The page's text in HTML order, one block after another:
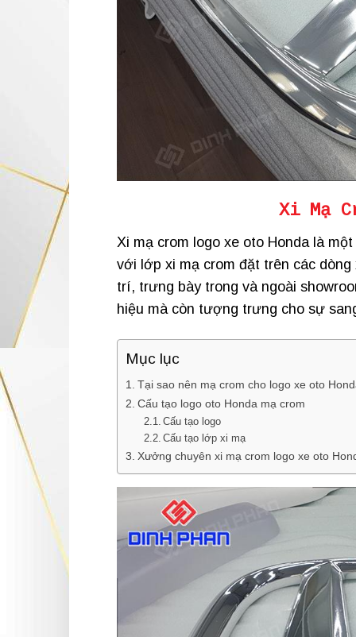
Xi Mạ
Xi mạ crom logo xe oto Honda là
với lớp xi mạ crom đặt trên các
trí, trưng bày trong và ngoài
hiệu mà còn tượng trưng cho sự
Mục lục
Tại sao nên mạ crom cho logo xe oto
Cấu tạo logo oto Honda mạ crom
Cấu tạo logo
Cấu tạo lớp xi mạ
Xưởng chuyên xi mạ crom logo xe oto